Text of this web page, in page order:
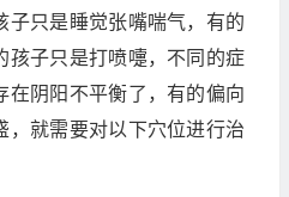
子只是睡觉张嘴喘气，有的
孩子只是打喷嚏，不同的症
在阴阳不平衡了，有的偏向
，就需要对以下穴位进行治